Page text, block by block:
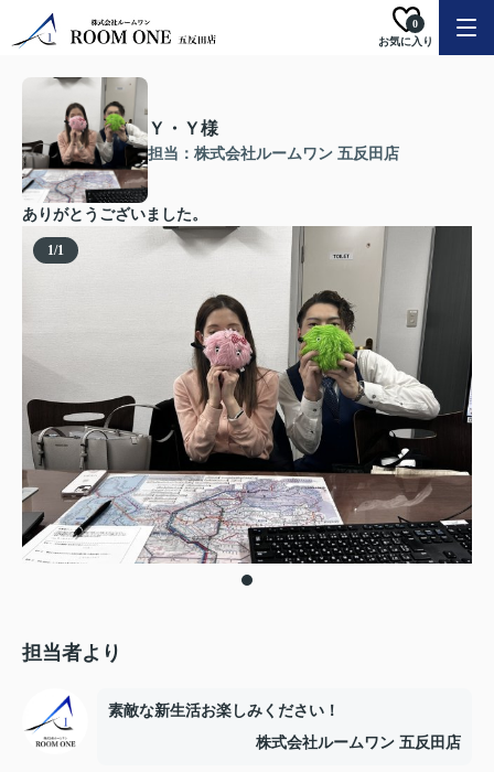
お気に入り
0
Ｙ・Ｙ様
担当：株式会社ルームワン 五反田店
ありがとうございました。
1/1
担当者より
素敵な新生活お楽しみください！
株式会社ルームワン 五反田店